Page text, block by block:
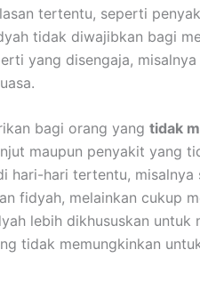
tertentu, seperti
tidak diwajibkan bagi
yang disengaja,
bagi orang yang tidak
maupun penyakit yang
hari-hari tertentu,
fidyah, melainkan cukup
lebih dikhususkan untuk
tidak memungkinkan